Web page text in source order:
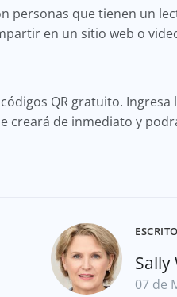
personas que tienen un
en un sitio web o
QR gratuito. Ingresa
creará de inmediato y
Sally
07 de